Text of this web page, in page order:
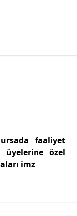
faaliyet
üyelerine özel
imz